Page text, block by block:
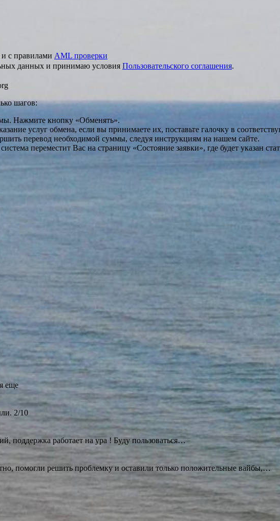
и с правилами AML проверки
данных и принимаю условия Пользовательского соглашения.
шагов:
Нажмите кнопку «Обменять».
услуг обмена, если вы принимаете их, поставьте галочку в
перевод необходимой суммы, следуя инструкциям на нашем сайте.
переместит Вас на страницу «Состояние заявки», где будет указан
еще
2/10
поддержка работает на ура ! Будупользоваться…
помогли решить проблемку и оставили только положительные вайбы,…